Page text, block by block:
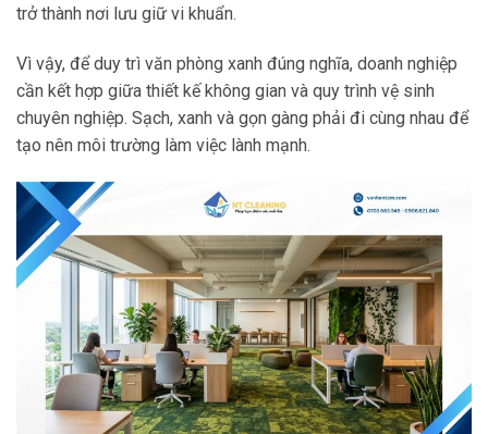
trở thành nơi lưu giữ vi khuẩn.
Vì vậy, để duy trì văn phòng xanh đúng nghĩa, doanh nghiệp
cần kết hợp giữa thiết kế không gian và quy trình vệ sinh
chuyên nghiệp. Sạch, xanh và gọn gàng phải đi cùng nhau để
tạo nên môi trường làm việc lành mạnh.